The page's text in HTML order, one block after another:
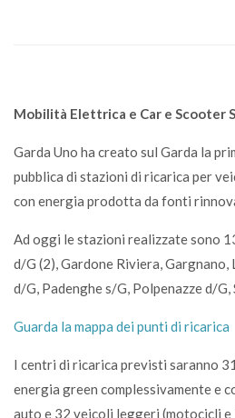
Mobilità Elettrica e Car e Scooter
Garda Uno ha creato sul Garda la
pubblica di stazioni di ricarica per
con energia prodotta da fonti
Ad oggi le stazioni realizzate sono
d/G (2), Gardone Riviera, Gargnano,
d/G, Padenghe s/G, Polpenazze d/
Guarda la mappa dei punti di ricarica
I centri di ricarica previsti saranno
energia green complessivamente e
auto e 32 veicoli leggeri (motocicli e